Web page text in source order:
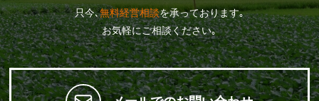
只今､無料経営相談を承っております｡
お気軽にご相談ください｡